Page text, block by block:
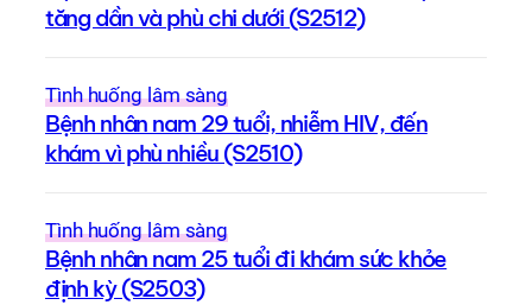
tăng dần và phù chi dưới (S2512)
Tình huống lâm sàng
Bệnh nhân nam 29 tuổi, nhiễm HIV, đến
khám vì phù nhiều (S2510)
Tình huống lâm sàng
Bệnh nhân nam 25 tuổi đi khám sức khỏe
định kỳ (S2503)